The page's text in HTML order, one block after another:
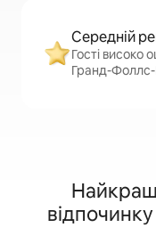
Середній
Гості високо
Гранд-Фоллс-